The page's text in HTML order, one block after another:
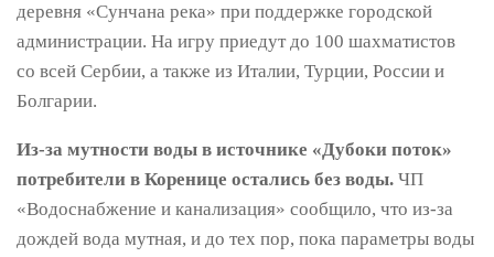
деревня «Сунчана река» при поддержке городской
администрации. На игру приедут до 100 шахматистов
со всей Сербии, а также из Италии, Турции, России и
Болгарии.
Из-за мутности воды в источнике «Дубоки поток»
потребители в Коренице остались без воды. ЧП
«Водоснабжение и канализация» сообщило, что из-за
дождей вода мутная, и до тех пор, пока параметры воды